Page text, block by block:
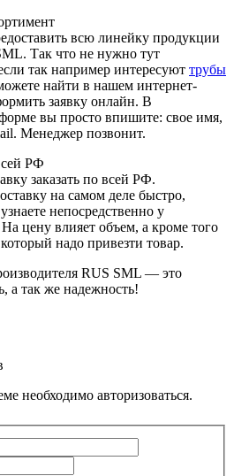
всю линейку продукции
Так что не нужно тут
так например интересуют трубы
найти в нашем интернет-
заявку онлайн. В
вы просто впишите: свое имя,
Менеджер позвонит.
РФ
заказать по всей РФ.
на самом деле быстро,
непосредственно у
На цену влияет объем, а кроме того
надо привезти товар.
RUS SML — это
а так же надежность!
необходимо авторизоваться.